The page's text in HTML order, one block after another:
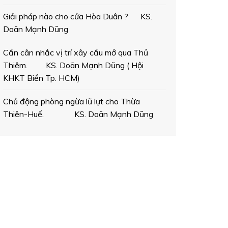
Giải pháp nào cho cửa Hòa Duân ? KS.
Doãn Mạnh Dũng
Cần cân nhắc vị trí xây cầu mở qua Thủ
Thiêm. KS. Doãn Mạnh Dũng ( Hội
KHKT Biển Tp. HCM)
Chủ động phòng ngừa lũ lụt cho Thừa
Thiên-Huế. KS. Doãn Mạnh Dũng